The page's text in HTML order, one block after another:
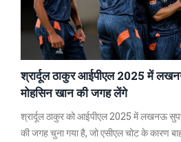
श्रार्दूल ठाकुर आईपीएल 2025 में
मोहसिन खान की जगह लेंगे
श्रार्दूल ठाकुर को आईपीएल 2025 में लखनऊ
की जगह चुना गया है, जो एसीएल चोट के कारण